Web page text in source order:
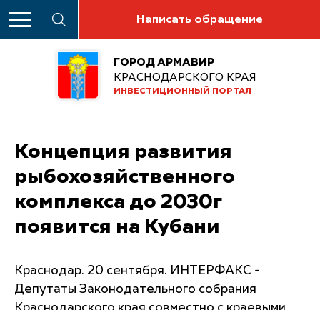
Написать обращение
ГОРОД АРМАВИР
КРАСНОДАРСКОГО КРАЯ
ИНВЕСТИЦИОННЫЙ ПОРТАЛ
Концепция развития
рыбохозяйственного
комплекса до 2030г
появится на Кубани
Краснодар. 20 сентября. ИНТЕРФАКС -
Депутаты Законодательного собрания